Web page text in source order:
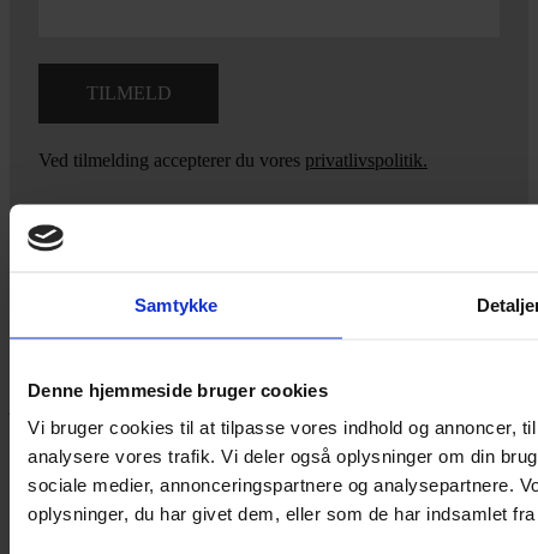
Samtykke
Denne hjemmeside bruger cookies
Vi bruger cookies til at tilpasse vores indhold og annoncer,
analysere vores trafik. Vi deler også oplysninger om din
sociale medier, annonceringspartnere og analysepartnere.
oplysninger, du har givet dem, eller som de har indsamlet
Ved tilmelding accepterer du vores privatlivspolitik.
mig,eller kom forbi butikken på Vestergade 12 i Tønder. Så hjælper
jeg dig på vej.
Vestergade 12 6270, Tønder
60 51 96 50
post@yarneverywear.dk
CVR 43041649